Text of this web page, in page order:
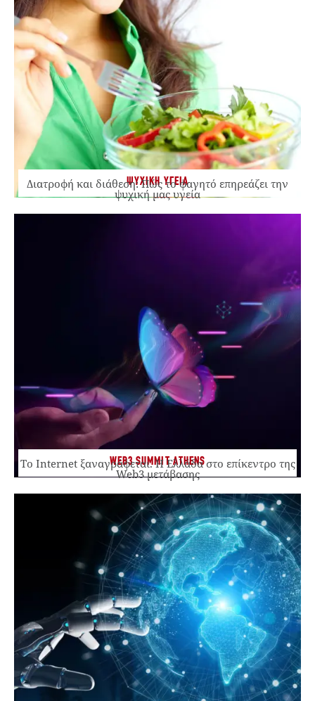
ΨΥΧΙΚΗ ΥΓΕΙΑ
Διατροφή και διάθεση: Πώς το φαγητό επηρεάζει την
ψυχική μας υγεία
WEB3 SUMMIT ATHENS
Το Internet ξαναγράφεται. Η Ελλάδα στο επίκεντρο της
Web3 μετάβασης